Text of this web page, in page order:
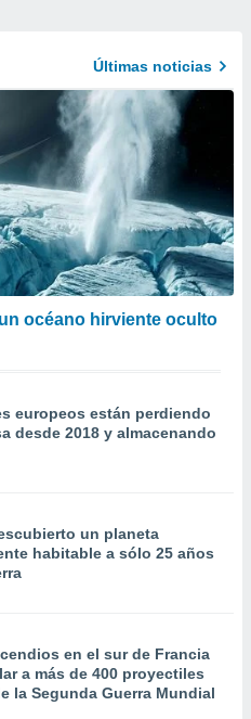
Últimas noticias
océano hirviente oculto
europeos están perdiendo
desde 2018 y almacenando
un planeta
habitable a sólo 25 años
en el sur de Francia
a más de 400 proyectiles
la Segunda Guerra Mundial